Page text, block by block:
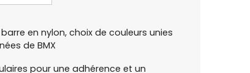
en nylon, choix de couleurs unies
de BMX
pour une adhérence et un